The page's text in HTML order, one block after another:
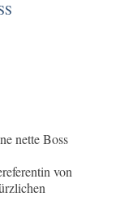
nette Boss
von